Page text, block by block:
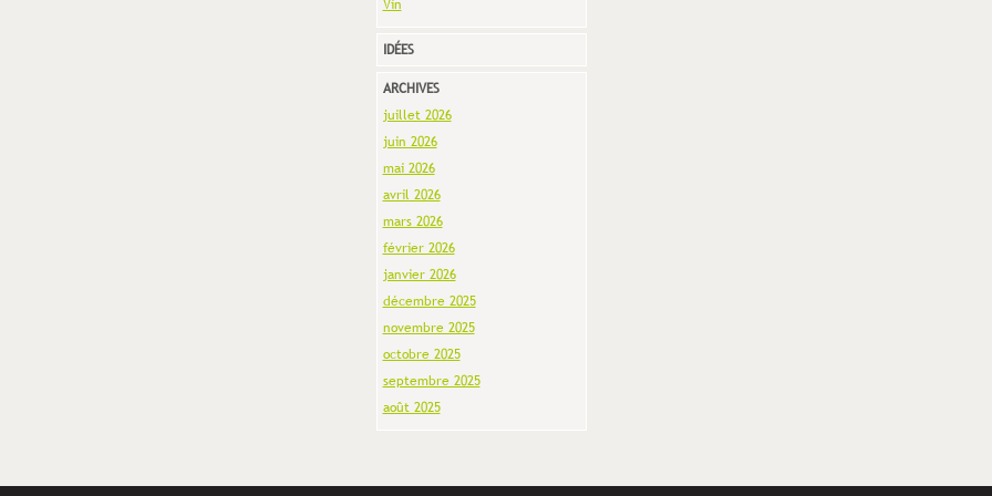
Vin
IDÉES
ARCHIVES
juillet 2026
juin 2026
mai 2026
avril 2026
mars 2026
février 2026
janvier 2026
décembre 2025
novembre 2025
octobre 2025
septembre 2025
août 2025